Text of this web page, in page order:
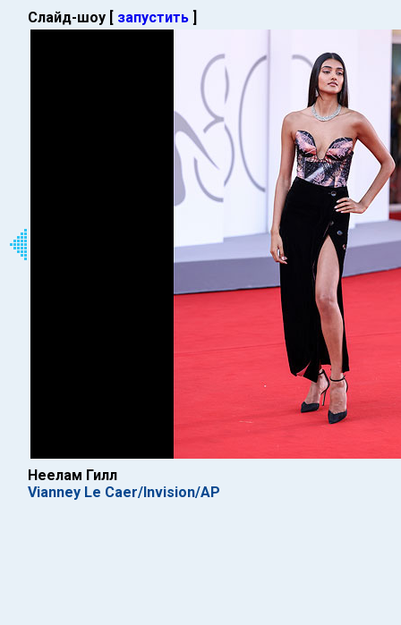
Слайд-шоу [ запустить ]
Неелам Гилл
Vianney Le Caer/Invision/AP